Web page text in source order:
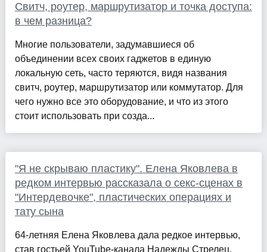
Свитч, роутер, маршрутизатор и точка доступа:
в чем разница?
Многие пользователи, задумавшиеся об
объединении всех своих гаджетов в единую
локальную сеть, часто теряются, видя названия
свитч, роутер, маршрутизатор или коммутатор. Для
чего нужно все это оборудование, и что из этого
стоит использовать при созда...
"Я не скрываю пластику". Елена Яковлева в
редком интервью рассказала о секс-сценах в
"Интердевочке", пластических операциях и
тату сына
64-летняя Елена Яковлева дала редкое интервью,
став гостьей YouTube-канала Надежды Стрелец.